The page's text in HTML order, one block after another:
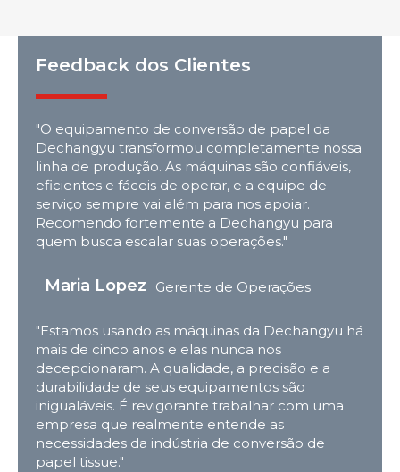
Feedback dos Clientes
"O equipamento de conversão de papel da
Dechangyu transformou completamente nossa
linha de produção. As máquinas são confiáveis,
eficientes e fáceis de operar, e a equipe de
serviço sempre vai além para nos apoiar.
Recomendo fortemente a Dechangyu para
quem busca escalar suas operações."
Maria Lopez Gerente de Operações
"Estamos usando as máquinas da Dechangyu há
mais de cinco anos e elas nunca nos
decepcionaram. A qualidade, a precisão e a
durabilidade de seus equipamentos são
inigualáveis. É revigorante trabalhar com uma
empresa que realmente entende as
necessidades da indústria de conversão de
papel tissue."